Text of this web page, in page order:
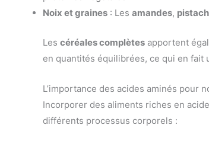
Noix et graines : Les amandes,
Les céréales complètes apportent
en quantités équilibrées, ce qui en
L’importance des acides aminés pour
Incorporer des aliments riches en
différents processus corporels :